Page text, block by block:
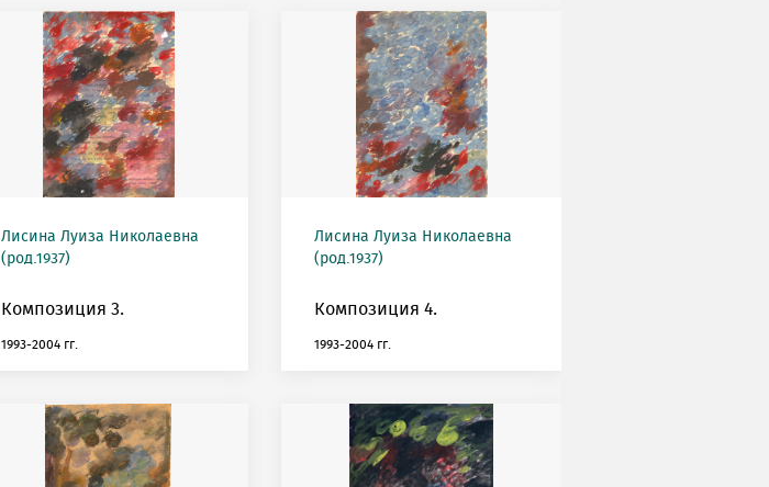
Лисина Луиза Николаевна
(род.1937)
Композиция 3.
1993-2004 гг.
Лисина Луиза Николаевна
(род.1937)
Композиция 4.
1993-2004 гг.